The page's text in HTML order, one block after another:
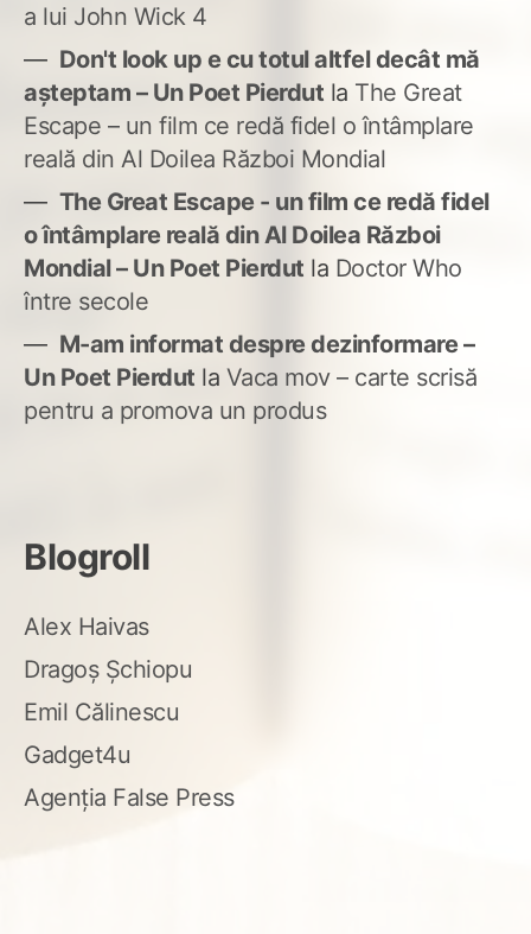
a lui John Wick 4
Don't look up e cu totul altfel decât mă
așteptam – Un Poet Pierdut la The Great
Escape – un film ce redă fidel o întâmplare
reală din Al Doilea Război Mondial
The Great Escape - un film ce redă fidel
o întâmplare reală din Al Doilea Război
Mondial – Un Poet Pierdut la Doctor Who
între secole
M-am informat despre dezinformare –
Un Poet Pierdut la Vaca mov – carte scrisă
pentru a promova un produs
Blogroll
Alex Haivas
Dragoș Șchiopu
Emil Călinescu
Gadget4u
Agenția False Press